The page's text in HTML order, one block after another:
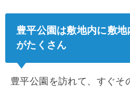
豊平公園は敷地内に敷
がたくさん
豊平公園を訪れて、すぐそ